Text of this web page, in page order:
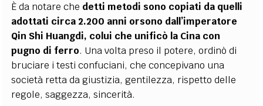
È da notare che detti metodi sono copiati da quelli
adottati circa 2.200 anni orsono dall’imperatore
Qin Shi Huangdi, colui che unificò la Cina con
pugno di ferro. Una volta preso il potere, ordinò di
bruciare i testi confuciani, che concepivano una
società retta da giustizia, gentilezza, rispetto delle
regole, saggezza, sincerità.